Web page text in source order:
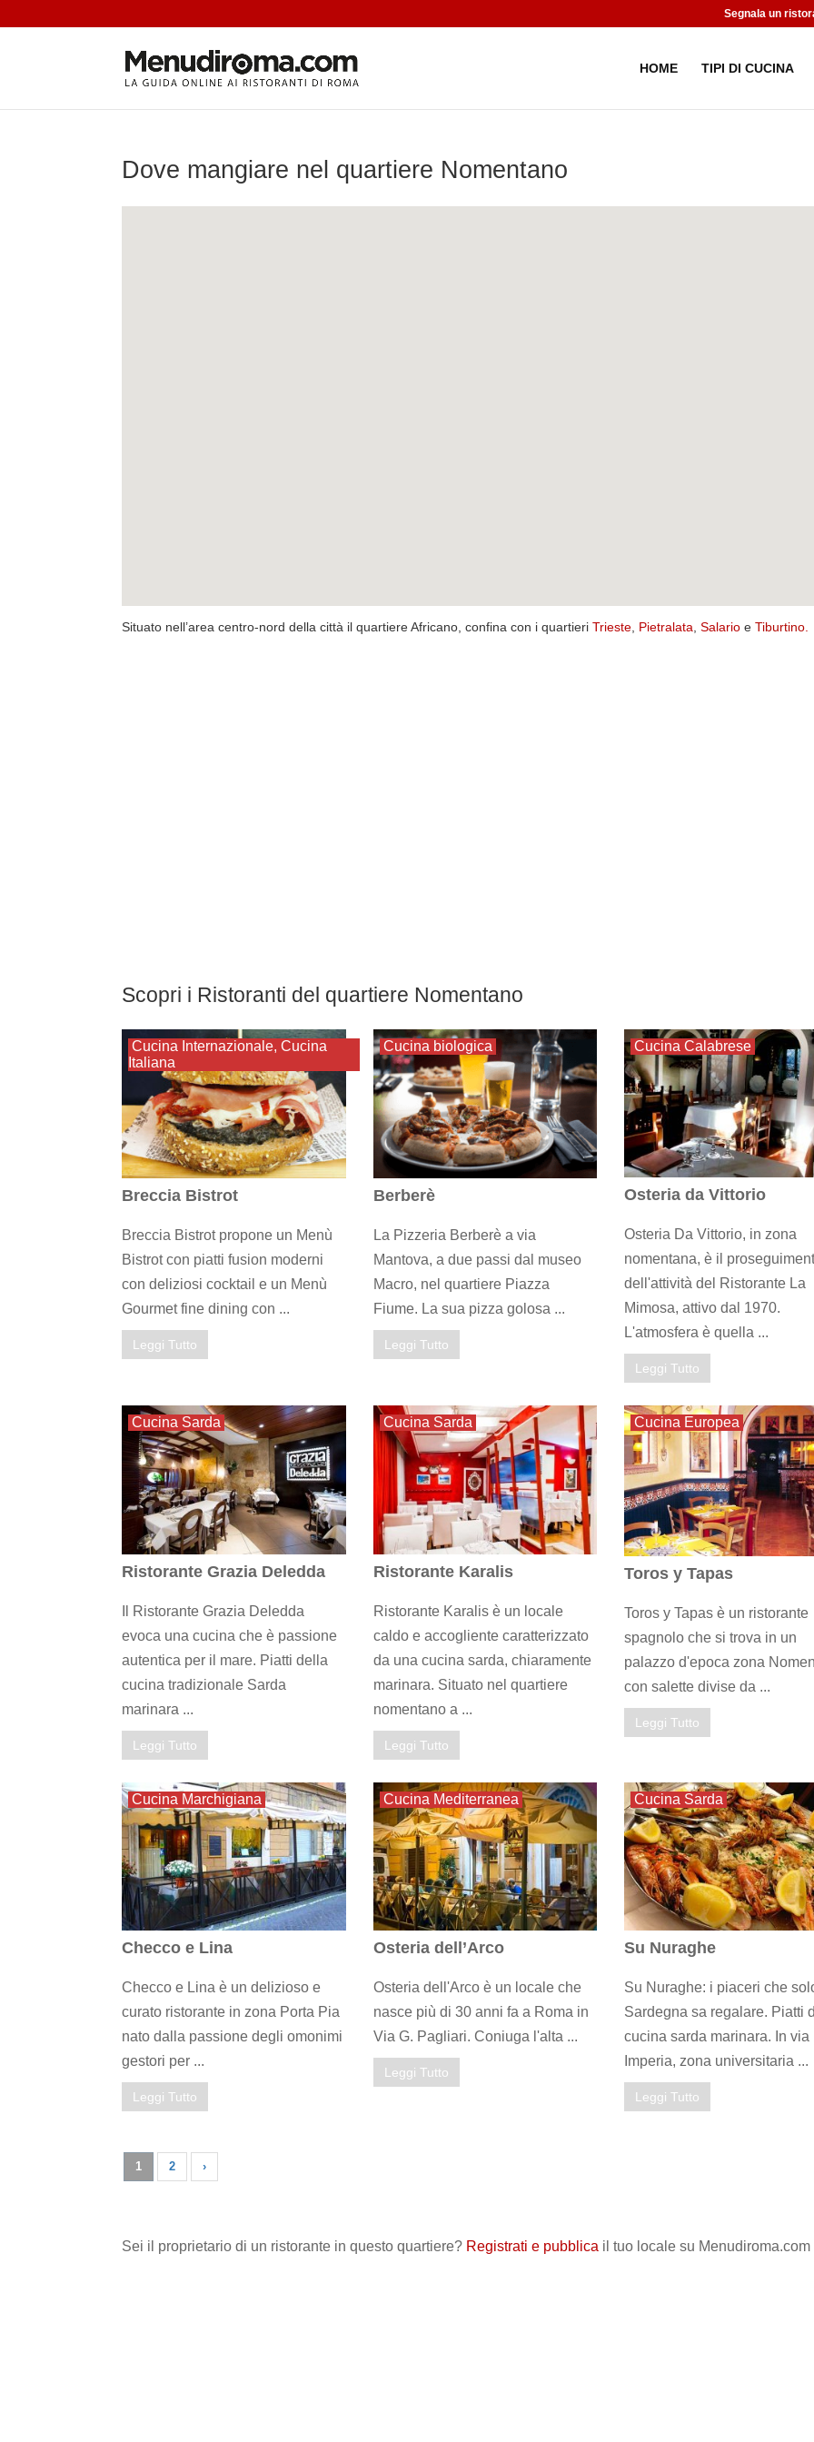
Segnala un
HOME TIPI DI CUCINA
Dove mangiare nel quartiere Nomentano
Situato nell’area centro-nord della città il quartiere Africano, confina con i quartieriTrieste Pietralata ,Salario eTiburtino
Scopri i Ristoranti del quartiere Nomentano
Cucina Internazionale,Cucina
Italiana
Breccia Bistrot
Breccia Bistrot propone un Menù
Bistrot con piatti fusion moderni
con deliziosi cocktail e un Menù
Gourmet fine dining con ...
Leggi Tutto
Cucina biologica
Berberè
La Pizzeria Berberè a via
Mantova, a due passi dal museo
Macro, nel quartiere Piazza
Fiume. La sua pizza golosa ...
Leggi Tutto
Cucina Calabrese
Osteria da Vittorio
Osteria Da Vittorio, in zona
nomentana, è il
dell'attività del Ristorante La
Mimosa, attivo dal 1970.
L'atmosfera è quella ...
Leggi Tutto
Cucina Sarda
Ristorante Grazia Deledda
Il Ristorante Grazia Deledda
evoca una cucina che è passione
autentica per il mare. Piatti della
cucina tradizionale Sarda
marinara ...
Leggi Tutto
Cucina Sarda
Ristorante Karalis
Ristorante Karalis è un locale
caldo e accogliente caratterizzato
da una cucina sarda, chiaramente
marinara. Situato nel quartiere
nomentano a ...
Leggi Tutto
Cucina Europea
Toros y Tapas
Toros y Tapas è un ristorante
spagnolo che si trova in un
palazzo d'epoca zona
con salette divise da ...
Leggi Tutto
Cucina Marchigiana
Checco e Lina
Checco e Lina è un delizioso e
curato ristorante in zona Porta Pia
nato dalla passione degli omonimi
gestori per ...
Leggi Tutto
Cucina Mediterranea
Osteria dell’Arco
Osteria dell'Arco è un locale che
nasce più di 30 anni fa a Roma in
Via G. Pagliari. Coniuga l'alta ...
Leggi Tutto
Cucina Sarda
Su Nuraghe
Su Nuraghe: i piaceri che
Sardegna sa regalare. Piatti
cucina sarda marinara. In via
Imperia, zona universitaria ...
Leggi Tutto
1 2 ›
Sei il proprietario di un ristorante in questo quartiere? Registrati e pubblica il tuo locale su Menudiroma.com